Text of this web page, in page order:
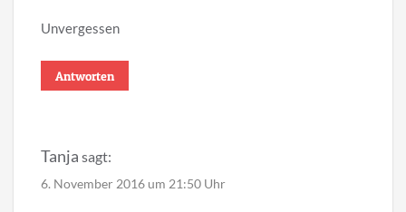
Unvergessen
Antworten
Tanja sagt:
6. November 2016 um 21:50 Uhr